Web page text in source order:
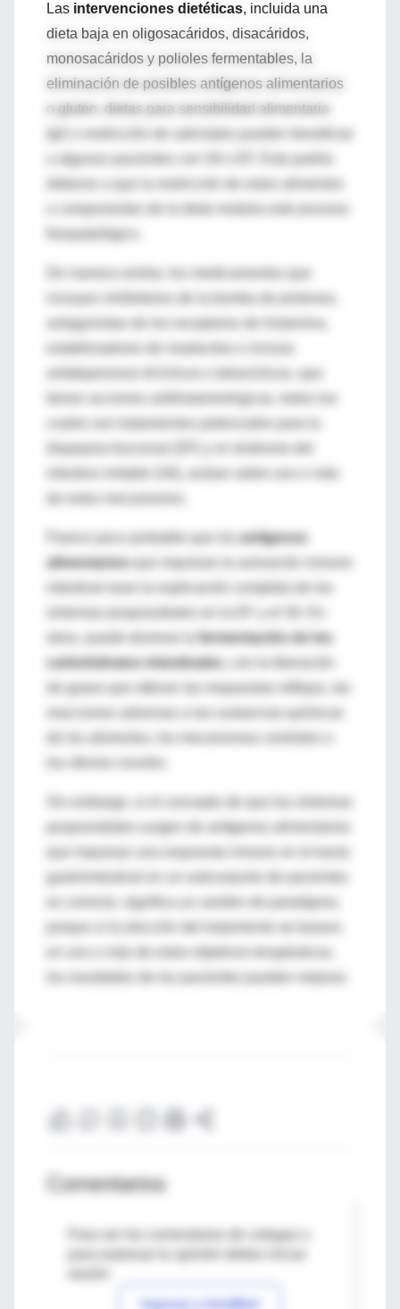
Las intervenciones dietéticas, incluida una
dieta baja en oligosacáridos, disacáridos,
monosacáridos y polioles fermentables, la
eliminación de posibles antígenos alimentarios
o gluten, dietas para sensibilidad alimentaria
a algunos pacientes con SII o EF. Esto podría
o componentes de la dieta modula este proceso
fisiopatológico.
antagonistas de los receptores de histamina,
tienen acciones antihistaminérgicas, todos los
dispepsia funcional (DF) y el síndrome del
antígenos
alimentarios
fermentación de los
carbohidratos intestinales
de gases que alteran las respuestas reflejas, las
Sin embargo, si el concepto de que los síntomas
posprandiales surgen de antígenos alimentarios
gastrointestinal en un subconjunto de pacientes
es correcto, significa un
porque si la elección del tratamiento se basara
en uno o más de estos objetivos terapéuticos,
Comentarios
Para ver los comentarios de colegas o
Ingresar a IntraMed